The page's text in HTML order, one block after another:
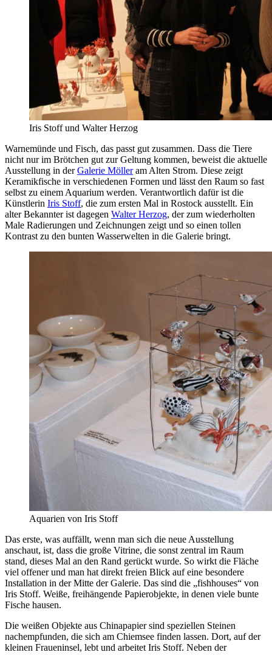
Iris Stoff und Walter Herzog
Warnemünde und Fisch, das passt gut zusammen. Dass die Tiere
nicht nur im Brötchen gut zur Geltung kommen, beweist die aktuelle
Ausstellung in derGalerie Mölleram Alten Strom. Diese zeigt
Keramikfische in verschiedenen Formen und lässt den Raum so fast
selbst zu einem Aquarium werden. Verantwortlich dafür ist die
Künstlerin Iris Stoff, die zum ersten Mal in Rostock ausstellt. Ein
alter Bekannter ist dagegen Walter Herzog, der zum wiederholten
Male Radierungen und Zeichnungen zeigt und so einen tollen
Kontrast zu den bunten Wasserwelten in die Galerie bringt.
Aquarien von Iris Stoff
Das erste, was auffällt, wenn man sich die neue Ausstellung
anschaut, ist, dass die große Vitrine, die sonst zentral im Raum
stand, dieses Mal an den Rand gerückt wurde. So wirkt die Fläche
viel offener und man hat direkt freien Blick auf eine besondere
Installation in der Mitte der Galerie. Das sind die „fishhouses“ von
Iris Stoff. Weiße, freihängende Papierobjekte, in denen viele bunte
Fische hausen.
Die weißen Objekte aus Chinapapier sind speziellen Steinen
nachempfunden, die sich am Chiemsee finden lassen. Dort, auf der
kleinen Fraueninsel, lebt und arbeitet Iris Stoff. Neben der